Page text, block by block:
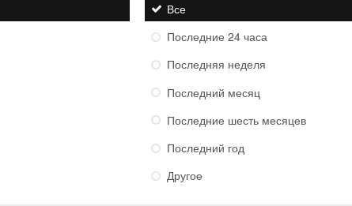
Все
Последние 24 часа
Последняя неделя
Последний месяц
Последние шесть месяцев
Последний год
Другое